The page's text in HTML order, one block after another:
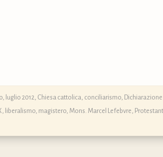
luglio 2012, Chiesa cattolica, conciliarismo, Dichiarazione
, liberalismo, magistero, Mons. Marcel Lefebvre,